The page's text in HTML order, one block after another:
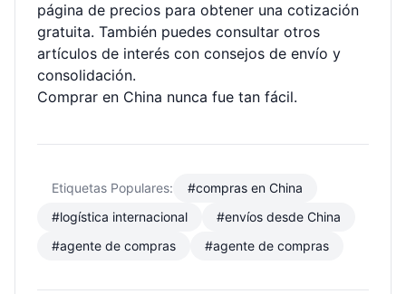
página de precios para obtener una cotización
gratuita. También puedes consultar otros
artículos de interés con consejos de envío y
consolidación.
Comprar en China nunca fue tan fácil.
Etiquetas Populares:
#compras en China
#logística internacional
#envíos desde China
#agente de compras
#agente de compras